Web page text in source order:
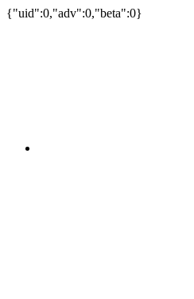
{"uid":0,"adv":0,"beta":0}